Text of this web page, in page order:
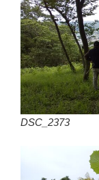
DSC_2373